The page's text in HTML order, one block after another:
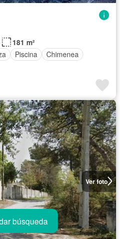
181 m²
Piscina
Chimenea
Ver foto
búsqueda